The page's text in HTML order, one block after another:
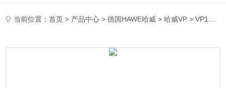
当前位置：首页 > 产品中心 >德国HAWE哈威 >哈威VP > VP1R-3/8-G24即刻发货HAWE哈威截止式电磁换向阀VP1R-G24